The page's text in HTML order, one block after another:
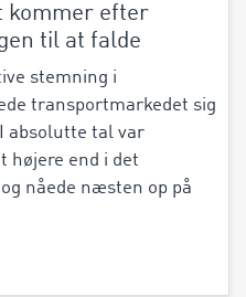
kommer efter
til at falde
stemning i
transportmarkedet sig
absolutte tal var
højere end i det
nåede næsten op på